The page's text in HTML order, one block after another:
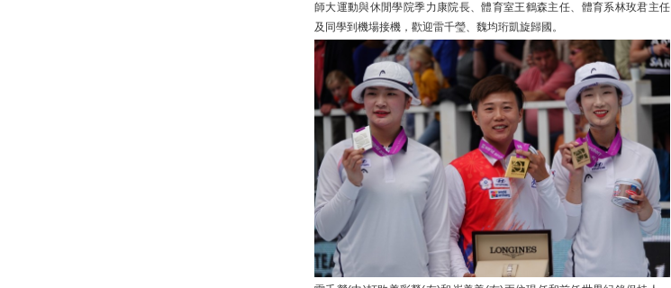
師大運動與休閒學院季力康院長、體育室王鶴森主任、體育系林玫君主任
及同學到機場接機，歡迎雷千瑩、魏均珩凱旋歸國。